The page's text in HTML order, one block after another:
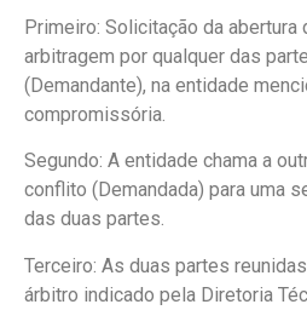
Primeiro: Solicitação da abertura
arbitragem por qualquer das
(Demandante), na entidade
compromissória.
Segundo: A entidade chama a
conflito (Demandada) para uma
das duas partes.
Terceiro: As duas partes
árbitro indicado pela Diretoria